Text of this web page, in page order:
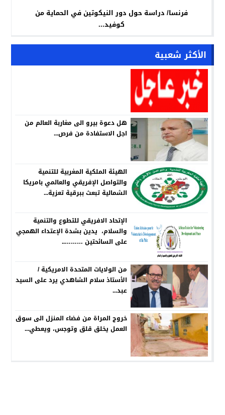
فرنسا/ دراسة حول دور النيكوتين في الحماية من
كوفيد...
الأكثر شعبية
هل دعوة بيرو الى مغاربة العالم من
اجل الاستفادة من فرص...
الهيئة الملكية المغربية للتنمية
والتواصل الإفريقي والعالمي بامريكا
الشمالية تبعث ببرقية تعزية...
الإتحاد الافريقي للتطوع والتنمية
والسلام، يدين بشدة الإعتداء الهمجي
على السائحتين ………..
من الولايات المتحدة الامريكية /
الأستاذ سلام الشاهدي يرد على السيد
عبد...
خروج المراة من فضاء المنزل الى سوق
العمل يخلق قلق وتوجس، ويعطي...